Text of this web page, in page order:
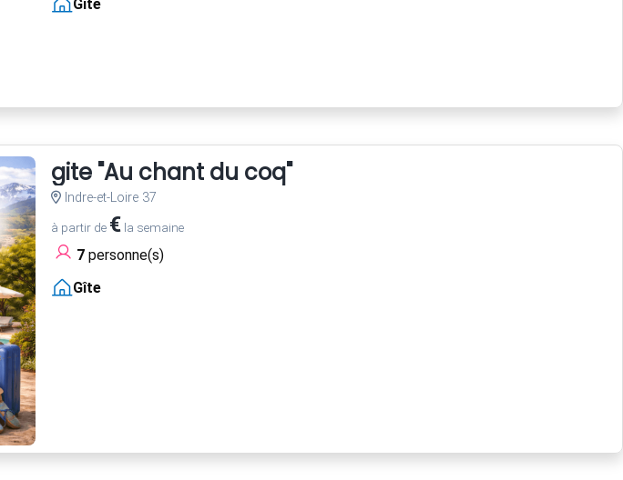
Gîte
gite "Au chant du coq"
Indre-et-Loire 37
à partir de €la semaine
7personne(s)
Gîte